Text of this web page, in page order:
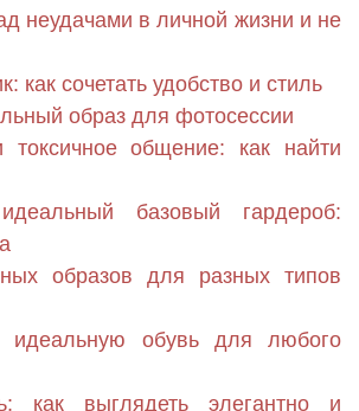
неудачами в личной жизни и не
как сочетать удобство и стиль
образ для фотосессии
токсичное общение: как найти
базовый гардероб:
образов для разных типов
идеальную обувь для любого
как выглядеть элегантно и